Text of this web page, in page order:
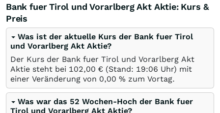
Bank fuer Tirol und Vorarlberg Akt Aktie: Kurs &
Preis
Was ist der aktuelle Kurs der Bank fuer Tirol
und Vorarlberg Akt Aktie?
Der Kurs der Bank fuer Tirol und Vorarlberg Akt
Aktie steht bei 102,00 € (Stand: 19:06 Uhr) mit
einer Veränderung von 0,00 % zum Vortag.
Was war das 52 Wochen-Hoch der Bank fuer
Tirol und Vorarlberg Akt Aktie?